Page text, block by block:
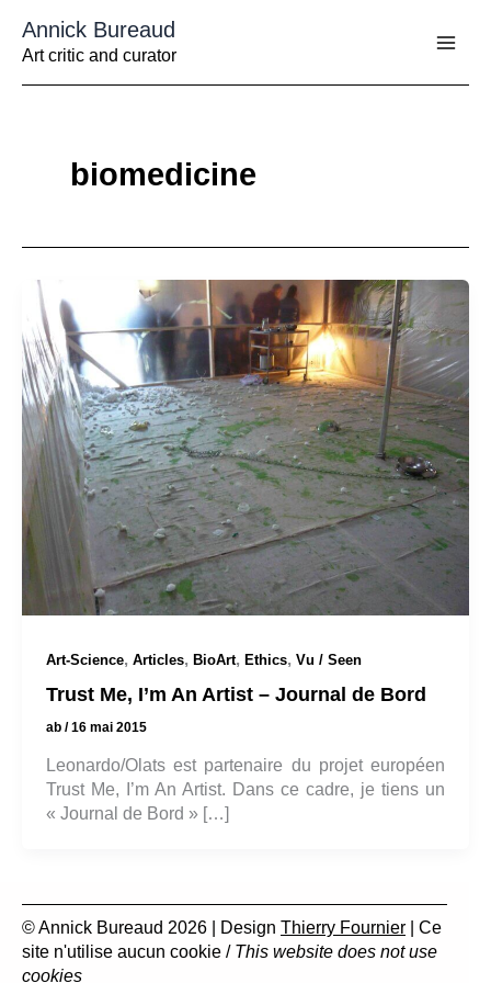
contenu
Annick Bureaud
Art critic and curator
biomedicine
Art-Science, Articles, BioArt, Ethics, Vu / Seen
Trust Me, I’m An Artist – Journal de Bord
ab /16 mai 2015
Leonardo/Olats est partenaire du projet européen
Trust Me, I’m An Artist. Dans ce cadre, je tiens un
« Journal de Bord » […]
© Annick Bureaud 2026 | Design Thierry Fournier | Ce
site n'utilise aucun cookie / This website does not use
cookies